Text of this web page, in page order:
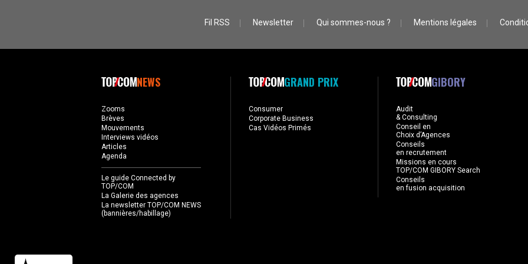
Fil RSS Newsletter Qui sommes-nous ? Mentions légales
NEWS
Zooms
Brèves
Mouvements
Interviews vidéos
Articles
Agenda
Le guide Connected by
TOP/COM
La Galerie des agences
La newsletter TOP/COM NEWS
(bannières/habillage)
GRAND PRIX
Consumer
Corporate Business
Cas Vidéos Primés
GIBORY
Audit
& Consulting
Conseil en
Choix d’Agences
Conseils
en recrutement
Missions en cours
TOP/COM GIBORY Search
Conseils
en fusion acquisition